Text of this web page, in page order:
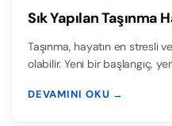
Sık Yapılan Taşınma
Taşınma, hayatın en stresli
olabilir. Yeni bir başlangıç,
DEVAMINI OKU →